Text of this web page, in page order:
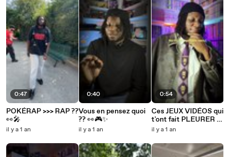
0:47
POKÉRAP >>> RAP ??
👀🎤
il y a 1 an
0:40
Vous en pensez quoi
?? 👀🎮✨
il y a 1 an
0:54
Ces JEUX VIDÉOS qui
t'ont fait PLEURER !!!
🥹🎮✨
il y a 1 an